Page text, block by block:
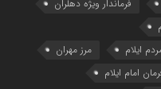
فرماندار ویژه دهلران
ایلام
مرز مهران
امام ایلام